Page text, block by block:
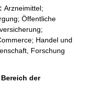
Arzneimittel;
Öffentliche
Handel und
Forschung
der